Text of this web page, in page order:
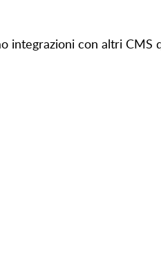
integrazioni con altri CMS